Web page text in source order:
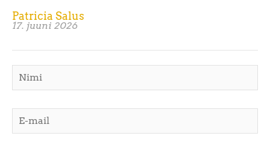
Patricia Salus
17. juuni 2026